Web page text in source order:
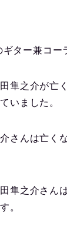
ター兼コー
隼之介が亡
いました。
さんは亡く
隼之介さん
。